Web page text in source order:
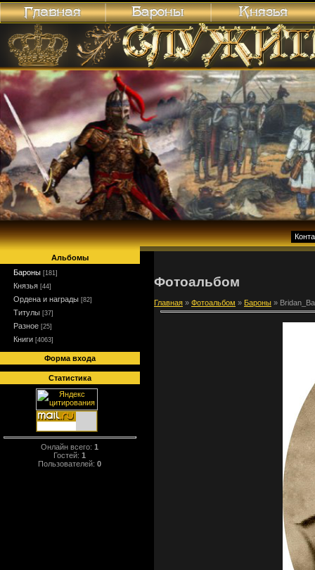
Альбомы
Бароны [181]
Князья [44]
Ордена и награды [82]
Титулы [37]
Разное [25]
Книги [4063]
Форма входа
Статистика
Онлайн всего:1
Гостей:1
Пользователей:0
Фотоальбом
Главная » Фотоальбом » Бароны »